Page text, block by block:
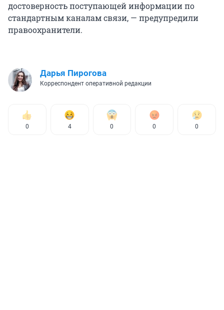
достоверность поступающей информации по
стандартным каналам связи, — предупредили
правоохранители.
Дарья Пирогова
Корреспондент оперативной редакции
0 4 0 0 0